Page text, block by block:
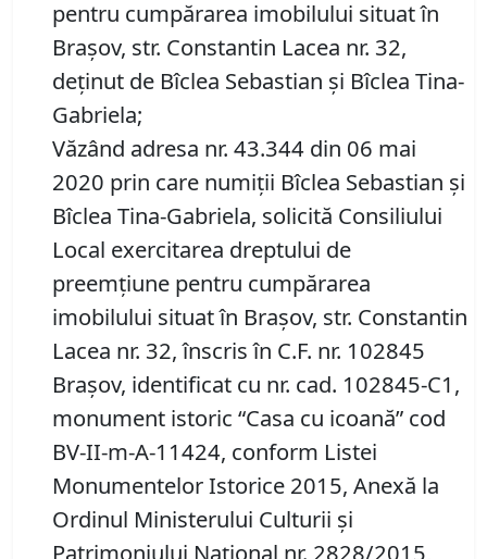
pentru cumpărarea imobilului situat în
Braşov, str. Constantin Lacea nr. 32,
deţinut de Bîclea Sebastian şi Bîclea Tina-
Gabriela;
Văzând adresa nr. 43.344 din 06 mai
2020 prin care numiţii Bîclea Sebastian şi
Bîclea Tina-Gabriela, solicită Consiliului
Local exercitarea dreptului de
preemţiune pentru cumpărarea
imobilului situat în Braşov, str. Constantin
Lacea nr. 32, înscris în C.F. nr. 102845
Braşov, identificat cu nr. cad. 102845-C1,
monument istoric “Casa cu icoană” cod
BV-II-m-A-11424, conform Listei
Monumentelor Istorice 2015, Anexă la
Ordinul Ministerului Culturii şi
Patrimoniului Naţional nr. 2828/2015,